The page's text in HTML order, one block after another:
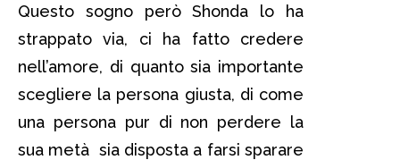
Questo sogno però Shonda lo ha
strappato via, ci ha fatto credere
nell’amore, di quanto sia importante
scegliere la persona giusta, di come
una persona pur di non perdere la
sua metà sia disposta a farsi sparare